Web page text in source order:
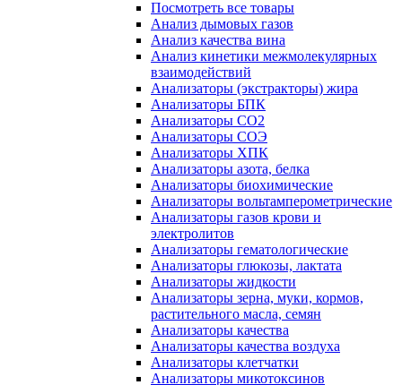
Посмотреть все товары
Анализ дымовых газов
Анализ качества вина
Анализ кинетики межмолекулярных
взаимодействий
Анализаторы (экстракторы) жира
Анализаторы БПК
Анализаторы СО2
Анализаторы СОЭ
Анализаторы ХПК
Анализаторы азота, белка
Анализаторы биохимические
Анализаторы вольтамперометрические
Анализаторы газов крови и
электролитов
Анализаторы гематологические
Анализаторы глюкозы, лактата
Анализаторы жидкости
Анализаторы зерна, муки, кормов,
растительного масла, семян
Анализаторы качества
Анализаторы качества воздуха
Анализаторы клетчатки
Анализаторы микотоксинов